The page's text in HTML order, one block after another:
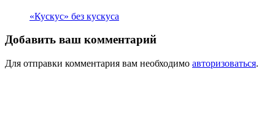
«Кускус» без кускуса
Добавить ваш комментарий
Для отправки комментария вам необходимо авторизоваться.